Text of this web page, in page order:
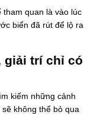
quan là vào lúc
biển đã rút để lộ ra
giải trí chỉ có
kiếm những cảnh
không thể bỏ qua